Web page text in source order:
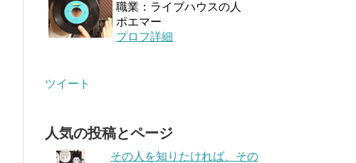
職業：ライブハウスの人
ポエマー
プロフ詳細
ツイート
人気の投稿とページ
その人を知りたければ、その